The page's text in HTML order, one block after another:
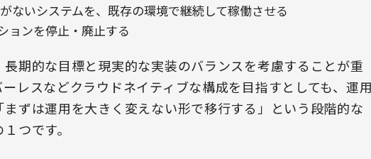
ないシステムを、既存の環境で継続して稼働させる
ョンを停止・廃止する
期的な目標と現実的な実装のバランスを考慮することが重
レスなどクラウドネイティブな構成を目指すとしても、運用
ずは運用を大きく変えない形で移行する」という段階的な
つです。